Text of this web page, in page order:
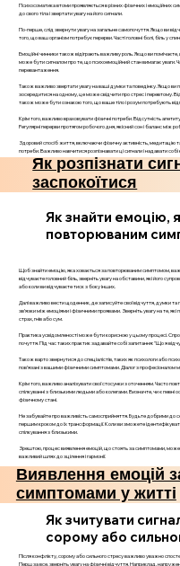
Психосоматика втоми проявляється в різних фізичних і емоційних
до свого тіла і звертати увагу на його сигнали.
По-перше, слід звернути увагу на загальне самопочуття. Якщо ви
того, що ваш організм потребує перерви. Часті головні болі, біль у
Емоційні чинники також відіграють важливу роль. Якщо ви
може бути сигналом про те, що психоемоційний стан вимагає
перевантаження.
Також важливо звертати увагу на ваші думки та поведінку. Якщо ви
зосередитися на одному, це може свідчити про стрес і перевтому.
також може бути ознакою того, що ваше тіло і розум потребують
Крім того, важливо враховувати фізичні потреби. Відсутність
Регулярні перерви протягом робочого дня, якісний сон і баланс
Здоровий спосіб життя, включаючи фізичну активність, медитацію
потреби. Важливо навчитися розпізнавати ці сигнали і надавати
Як розпізнати
заспокоїтися
Як знайти емоцію,
повторюваним
Щоб знайти емоцію, яка ховається за повторюваним симптомом,
відчуваєте головний біль, зверніть увагу на обставини, які його
або коли ви відчуваєте тиск з боку інших.
Далі важливо вести щоденник, де записуйте свої відчуття, думки
зв’язки між емоціями і фізичними проявами. Зверніть увагу на те,
страх, гнів або сум.
Практика усвідомленості може бути корисною у цьому процесі.
почуття. Під час таких практик задавайте собі запитання: "Що я
Також варто звернутися до спеціалістів, таких як психологи або
пов’язані з вашими фізичними симптомами. Діалог з професіоналом
Крім того, важливо аналізувати свої стосунки з оточенням. Часто
спілкуванні з близькими людьми або колегами. Визначте, чи є певні
фізичному стані.
Не забувайте про важливість самосприйняття. Будьте добрими до
першим кроком до їх трансформації. Коли ви зможете
спілкування з близькими.
Зрештою, процес виявлення емоцій, що стоять за симптомами,
важливий шлях до зцілення і гармонії.
Виявлення емоцій
симптомами у житті
Як зчитувати
сорому або
Після конфлікту, сорому або сильного стресу важливо уважно
Перш за все, зверніть увагу на фізичні відчуття. Наприклад,